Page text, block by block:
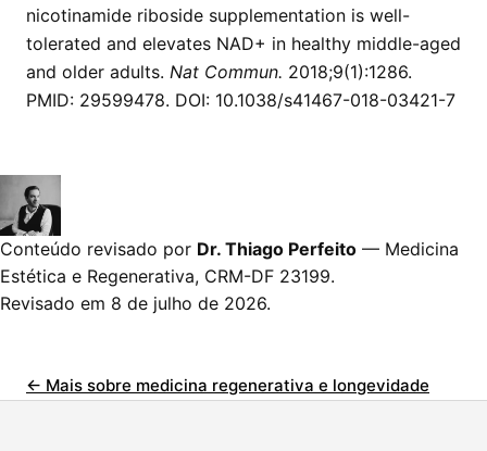
nicotinamide riboside supplementation is well-
tolerated and elevates NAD+ in healthy middle-aged
and older adults. Nat Commun. 2018;9(1):1286.
PMID: 29599478. DOI: 10.1038/s41467-018-03421-7
Conteúdo revisado por Dr. Thiago Perfeito — Medicina
Estética e Regenerativa, CRM-DF 23199.
Revisado em 8 de julho de 2026.
← Mais sobre medicina regenerativa e longevidade